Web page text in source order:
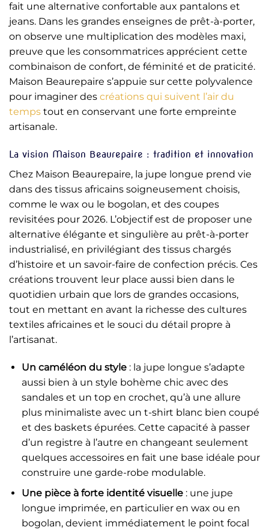
fait une alternative confortable aux pantalons et
jeans. Dans les grandes enseignes de prêt-à-porter,
on observe une multiplication des modèles maxi,
preuve que les consommatrices apprécient cette
combinaison de confort, de féminité et de praticité.
Maison Beaurepaire s’appuie sur cette polyvalence
pour imaginer des créations qui suivent l’air du
temps tout en conservant une forte empreinte
artisanale.
La vision Maison Beaurepaire : tradition et innovation
Chez Maison Beaurepaire, la jupe longue prend vie
dans des tissus africains soigneusement choisis,
comme le wax ou le bogolan, et des coupes
revisitées pour 2026. L’objectif est de proposer une
alternative élégante et singulière au prêt-à-porter
industrialisé, en privilégiant des tissus chargés
d’histoire et un savoir-faire de confection précis. Ces
créations trouvent leur place aussi bien dans le
quotidien urbain que lors de grandes occasions,
tout en mettant en avant la richesse des cultures
textiles africaines et le souci du détail propre à
l’artisanat.
Un caméléon du style: la jupe longue s’adapte
aussi bien à un style bohème chic avec des
sandales et un top en crochet, qu’à une allure
plus minimaliste avec un t-shirt blanc bien coupé
et des baskets épurées. Cette capacité à passer
d’un registre à l’autre en changeant seulement
quelques accessoires en fait une base idéale pour
construire une garde-robe modulable.
Une pièce à forte identité visuelle: une jupe
longue imprimée, en particulier en wax ou en
bogolan, devient immédiatement le point focal